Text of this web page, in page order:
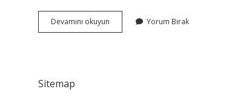
Devamını okuyun Büyüteç
Nasıl
Yorum Bırak
Sitemap